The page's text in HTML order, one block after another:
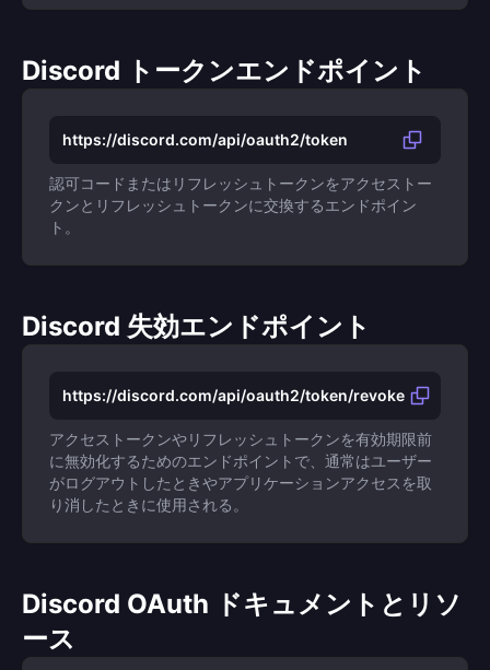
Discord トークンエンドポイント
https://discord.com/api/oauth2/token
認可コードまたはリフレッシュトークンをアクセストー
クンとリフレッシュトークンに交換するエンドポイン
ト。
Discord 失効エンドポイント
https://discord.com/api/oauth2/token/revoke
アクセストークンやリフレッシュトークンを有効期限前
に無効化するためのエンドポイントで、通常はユーザー
がログアウトしたときやアプリケーションアクセスを取
り消したときに使用される。
Discord OAuth ドキュメントとリソ
ース